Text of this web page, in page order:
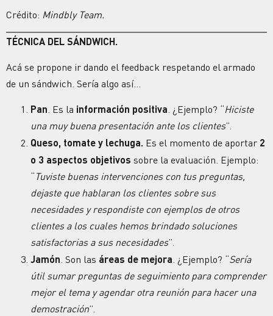
Crédito: Mindbly Team.
TÉCNICA DEL SÁNDWICH.
Acá se propone ir dando el feedback respetando el armado
de un sándwich. Sería algo así…
Pan. Es la información positiva. ¿Ejemplo? “Hiciste
una muy buena presentación ante los clientes”.
Queso, tomate y lechuga. Es el momento de aportar 2
o 3 aspectos objetivos sobre la evaluación. Ejemplo:
“ Tuviste buenas intervenciones con tus preguntas,
dejaste que hablaran los clientes sobre sus
necesidades y respondiste con ejemplos de otros
clientes a los cuales hemos brindado soluciones
satisfactorias a sus necesidades”.
Jamón. Son las áreas de mejora. ¿Ejemplo? “Sería
útil sumar preguntas de seguimiento para comprender
mejor el tema y agendar otra reunión para hacer una
demostración”.